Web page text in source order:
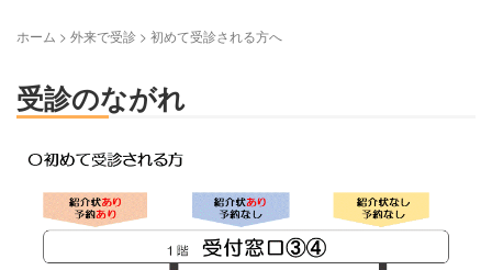
ホーム > 外来で受診 > 初めて受診される方へ
受診のながれ